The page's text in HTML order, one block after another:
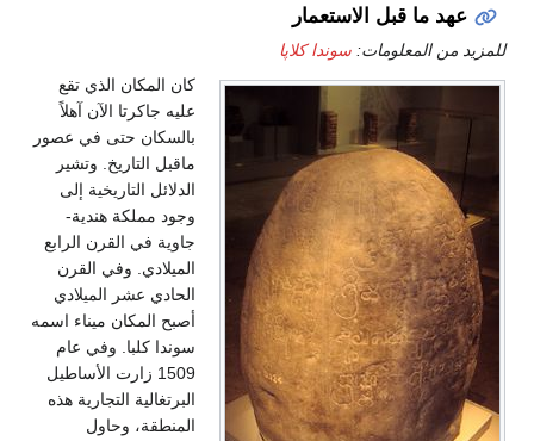
عهد ما قبل الاستعمار
للمزيد من المعلومات: سوندا كلاپا
كان المكان الذي تقع
عليه جاكرتا الآن آهلاً
بالسكان حتى في عصور
ماقبل التاريخ. وتشير
الدلائل التاريخية إلى
وجود مملكة هندية-
جاوية في القرن الرابع
الميلادي. وفي القرن
الحادي عشر الميلادي
أصبح المكان ميناء اسمه
سوندا كلبا. وفي عام
1509 زارت الأساطيل
البرتغالية التجارية هذه
المنطقة، وحاول